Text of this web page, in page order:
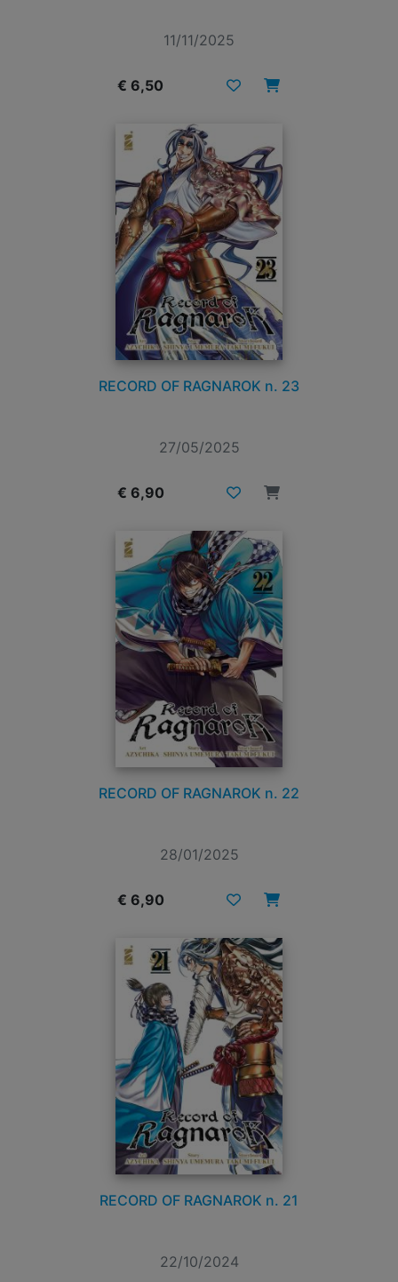
11/11/2025
€ 6,50
RECORD OF RAGNAROK n. 23
27/05/2025
€ 6,90
RECORD OF RAGNAROK n. 22
28/01/2025
€ 6,90
RECORD OF RAGNAROK n. 21
22/10/2024